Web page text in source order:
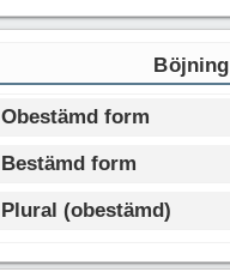
Böjning
Obestämd form
Bestämd form
Plural (obestämd)